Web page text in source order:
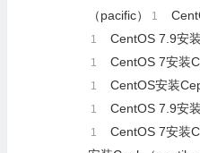
（pacific） 1
1 CentOS 7.9安
1 CentOS 7安装
1 CentOS安装
1 CentOS 7.9安
1 CentOS 7安装